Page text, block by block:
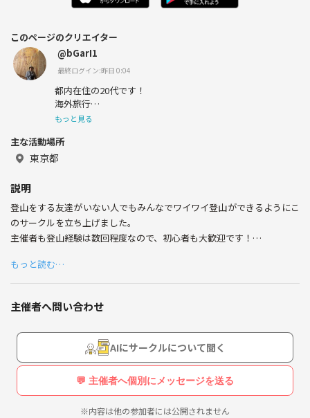
このページのクリエイター
@bGarI1
最終ログイン:昨日 0:04
都内在住の20代です！
海外旅行
登山
よろしくお願いします！
英語勉強中です
もっと見る
主な活動場所
東京都
説明
登山をする友達がいない人でもみんなでワイワイ登山ができるようにこ
のサークルを立ち上げました。
主催者も登山経験は数回程度なので、初心者も大歓迎です！
※勧誘やナンパ目的の方はご遠慮ください。
もっと読む…
主催者へ問い合わせ
AIにサークルについて聞く
💬 主催者へ個別にメッセージを送る
※内容は他の参加者には公開されません